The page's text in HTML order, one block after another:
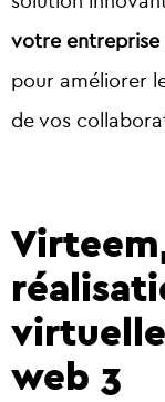
votre entreprise
pour améliorer
de vos
web 3